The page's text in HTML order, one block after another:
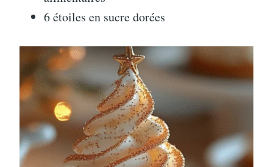
6 étoiles en sucre dorées